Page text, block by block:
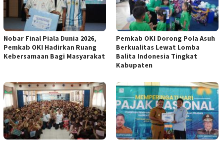
Nobar Final Piala Dunia 2026,
Pemkab OKI Hadirkan Ruang
Kebersamaan Bagi Masyarakat
Pemkab OKI Dorong Pola Asuh
Berkualitas Lewat Lomba
Balita Indonesia Tingkat
Kabupaten